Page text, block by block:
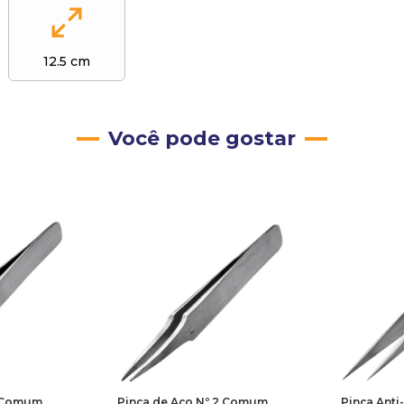
12.5 cm
Você pode gostar